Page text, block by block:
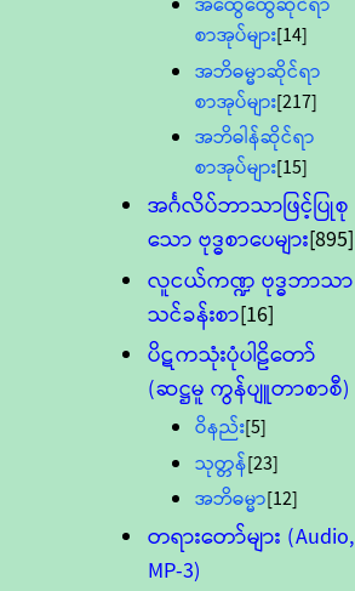
စာအုပ်များ[14]
အဘိဓမ္မာဆိုင်ရာ
စာအုပ်များ[217]
အဘိဓါန်ဆိုင်ရာ
စာအုပ်များ[15]
အင်္ဂလိပ်ဘာသာဖြင့်ပြုစု
သော ဗုဒ္ဓစာပေများ[895]
လူငယ်ကဏ္ဍ ဗုဒ္ဓဘာသာ
သင်ခန်းစာ[16]
ပိဋကသုံးပုံပါဠိတော်
(ဆဋ္ဌမူ ကွန်ပျူတာစာစီ)
ဝိနည်း[5]
သုတ္တန်[23]
အဘိဓမ္မာ[12]
တရားတော်များ (Audio,
MP-3)